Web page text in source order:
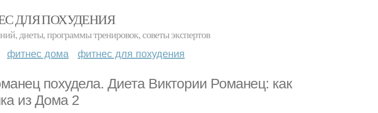
ДЛЯ ПОХУДЕНИЯ
диеты, программы тренировок, советы экспертов
фитнес дома фитнес для похудения
похудела. Диета Виктории Романец: как
из Дома 2